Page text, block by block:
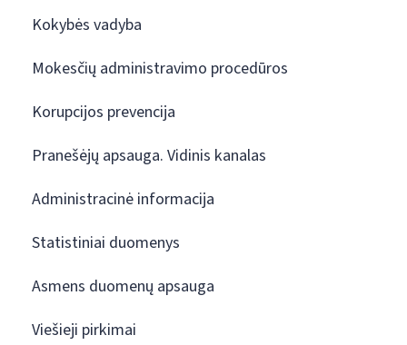
Kokybės vadyba
Mokesčių administravimo procedūros
Korupcijos prevencija
Pranešėjų apsauga. Vidinis kanalas
Administracinė informacija
Statistiniai duomenys
Asmens duomenų apsauga
Viešieji pirkimai